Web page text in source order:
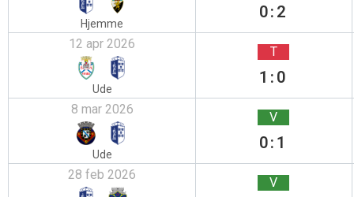
Hjemme
0:2
12 apr 2026
Ude
T
1:0
8 mar 2026
Ude
V
0:1
28 feb 2026 V